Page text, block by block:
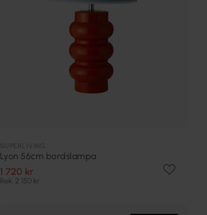
Lyon 56cm bordslampa
1 720 kr
Rek. 2 150 kr